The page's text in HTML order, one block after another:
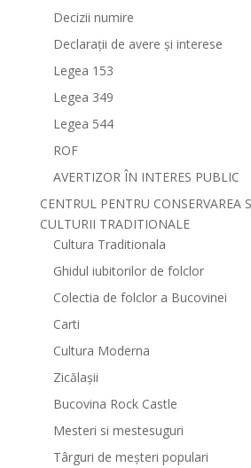
Decizii numire
Declarații de avere și interese
Legea 153
Legea 349
Legea 544
ROF
AVERTIZOR ÎN INTERES PUBLIC
CENTRUL PENTRU CONSERVAREA
CULTURII TRADITIONALE
Cultura Traditionala
Ghidul iubitorilor de folclor
Colectia de folclor a Bucovinei
Carti
Cultura Moderna
Zicălașii
Bucovina Rock Castle
Mesteri si mestesuguri
Târguri de meșteri populari